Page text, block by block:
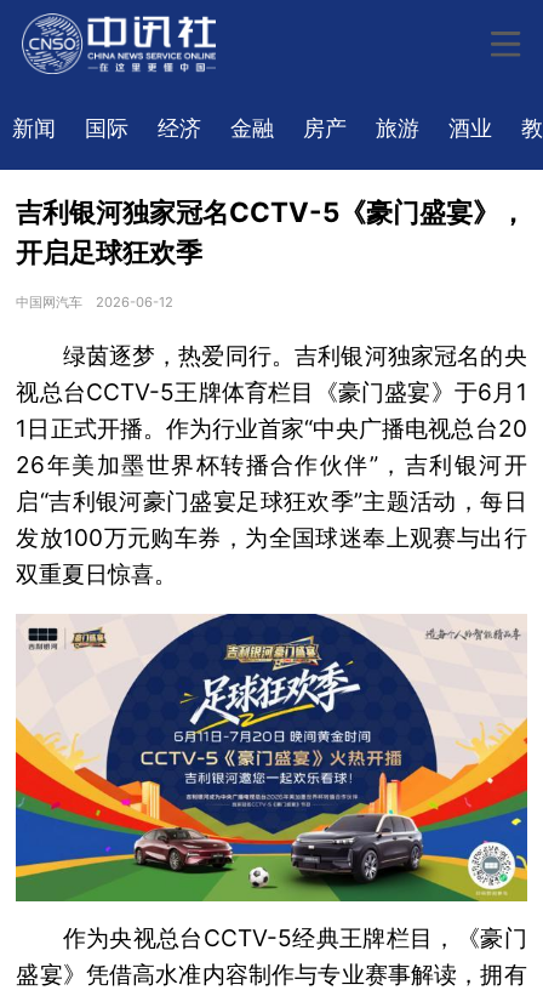
新闻 国际 经济 金融 房产 旅游 酒业
吉利银河独家冠名CCTV-5《豪门盛宴》，
开启足球狂欢季
中国网汽车 2026-06-12
绿茵逐梦，热爱同行。吉利银河独家冠名的央
视总台CCTV-5王牌体育栏目《豪门盛宴》于6月1
1日正式开播。作为行业首家“中央广播电视总台20
26年美加墨世界杯转播合作伙伴”，吉利银河开
启“吉利银河豪门盛宴足球狂欢季”主题活动，每日
发放100万元购车券，为全国球迷奉上观赛与出行
双重夏日惊喜。
作为央视总台CCTV-5经典王牌栏目，《豪门
盛宴》凭借高水准内容制作与专业赛事解读，拥有